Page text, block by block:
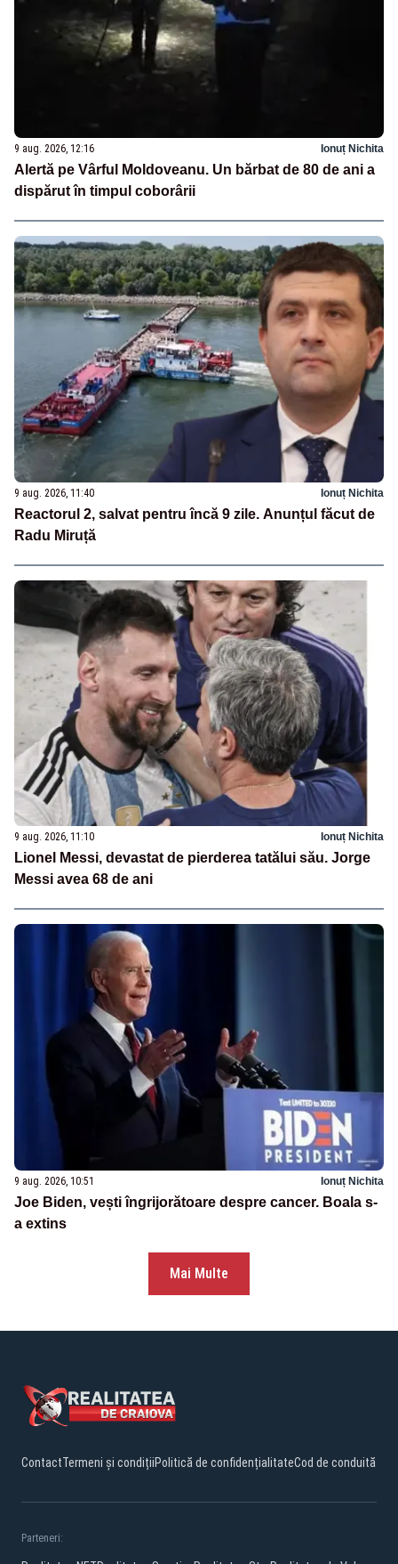
9 aug. 2026, 12:16 Ionuț Nichita
Alertă pe Vârful Moldoveanu. Un bărbat de 80 de ani a
dispărut în timpul coborârii
9 aug. 2026, 11:40 Ionuț Nichita
Reactorul 2, salvat pentru încă 9 zile. Anunțul făcut de
Radu Miruță
9 aug. 2026, 11:10 Ionuț Nichita
Lionel Messi, devastat de pierderea tatălui său. Jorge
Messi avea 68 de ani
9 aug. 2026, 10:51 Ionuț Nichita
Joe Biden, vești îngrijorătoare despre cancer. Boala s-
a extins
Mai Multe
ContactTermeni și condițiiPolitică de confidențialitateCod de conduită
Parteneri: